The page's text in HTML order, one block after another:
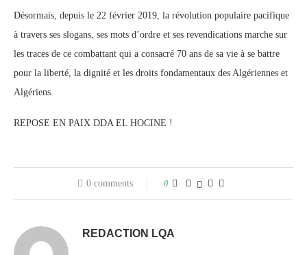
Désormais, depuis le 22 février 2019, la révolution populaire pacifique
à travers ses slogans, ses mots d’ordre et ses revendications marche sur
les traces de ce combattant qui a consacré 70 ans de sa vie à se battre
pour la liberté, la dignité et les droits fondamentaux des Algériennes et
Algériens.
REPOSE EN PAIX DDA EL HOCINE !
0 comments 0
REDACTION LQA